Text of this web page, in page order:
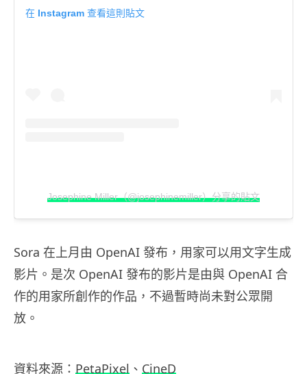
在 Instagram 查看這則貼文
Josephine Miller（@josephinemiller）分享的貼文
Sora 在上月由 OpenAI 發布，用家可以用文字生成
影片。是次 OpenAI 發布的影片是由與 OpenAI 合
作的用家所創作的作品，不過暫時尚未對公眾開
放。
資料來源： PetaPixel 、 CineD